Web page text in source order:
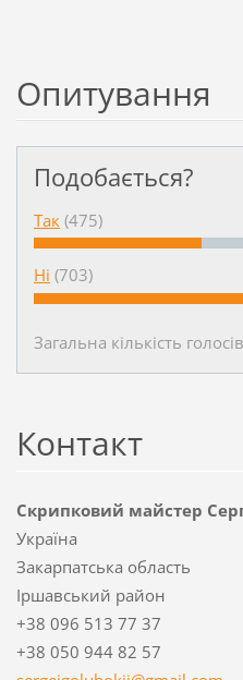
Опитування
Подобається?
Так (475)
Ні (703)
Загальна кількість голосiв
Контакт
Скрипковий майстер
Україна
Закарпатська область
Іршавський район
+38 096 513 77 37
+38 050 944 82 57